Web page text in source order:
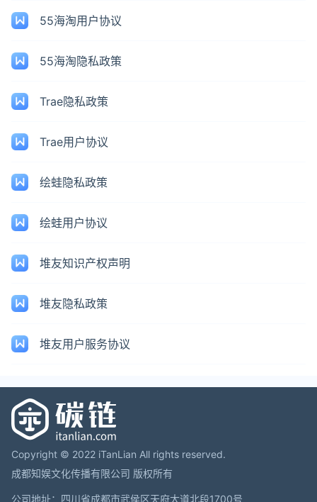
55海淘用户协议
55海淘隐私政策
Trae隐私政策
Trae用户协议
绘蛙隐私政策
绘蛙用户协议
堆友知识产权声明
堆友隐私政策
堆友用户服务协议
Copyright © 2022 iTanLian All rights reserved.
成都知娱文化传播有限公司 版权所有
公司地址：四川省成都市武侯区天府大道北段1700号